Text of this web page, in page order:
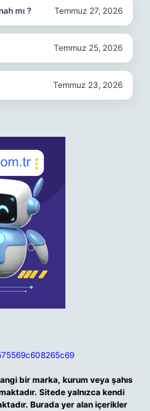
mı ? Temmuz 27, 2026
Temmuz 25, 2026
Temmuz 23, 2026
bir marka, kurum veya şahıs
Sitede yalnızca kendi
Burada yer alan içerikler